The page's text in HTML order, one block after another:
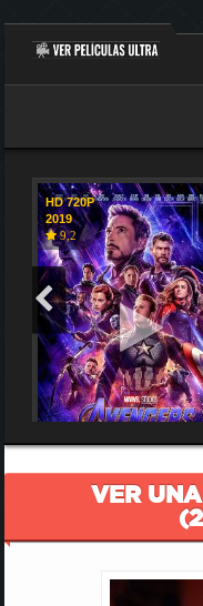
HD 720P
2019
9,2
VER